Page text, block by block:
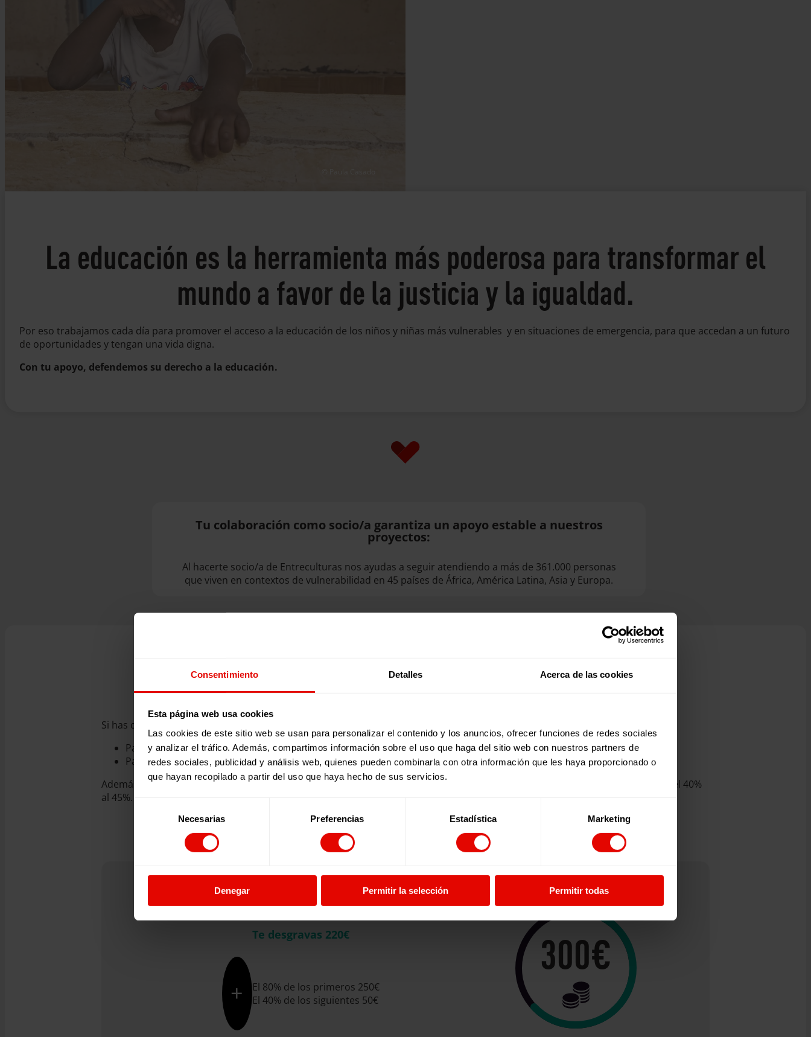
Consentimiento Detalles Acerca de las cookies
Esta página web usa cookies
Las cookies de este sitio web se usan para personalizar el contenido y los anuncios, ofrecer funciones de redes sociales
y analizar el tráfico. Además, compartimos información sobre el uso que haga del sitio web con nuestros partners de
redes sociales, publicidad y análisis web, quienes pueden combinarla con otra información que les haya proporcionado o
que hayan recopilado a partir del uso que haya hecho de sus servicios.
consentimiento
Necesarias Preferencias Estadística Marketing
Denegar Permitir la selección Permitir todas
La educación es la herramienta más poderosa para transformar el
mundo a favor de la justicia y la igualdad.
Por eso trabajamos cada día para promover el acceso a la educación de los niños y niñas más vulnerables y en situaciones de emergencia, para que accedan a un futuro
de oportunidades y tengan una vida digna.
Con tu apoyo, defendemos su derecho a la educación.
Tu colaboración como socio/a garantiza un apoyo estable a nuestros
proyectos:
Al hacerte socio/a de Entreculturas nos ayudas a seguir atendiendo a más de 361.000 personas
que viven en contextos de vulnerabilidad en 45 países de África, América Latina, Asia y Europa.
Beneficios fiscales
Si has decidido donar a Entreculturas, te informamos que puedes desgravar estas aportaciones en tu declaración de la renta.
Para los primeros 250 euros, la deducción es del 80%.
Para el resto de donativos, a partir de los primeros 250 euros, es de un 40%.
Además, si has mantenido o aumentado la colaboración con nosotros durante los últimos tres años, la deducción aumenta del 40%
al 45%.
CALCULA CUÁNTO PUEDES DESGRAVAR
Ejemplo donando 25€/mes (300€/año)
Te desgravas 220€
+
El 80% de los primeros 250€
El 40% de los siguientes 50€
300€